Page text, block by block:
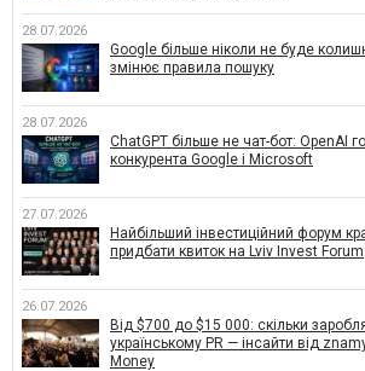
28.07.2026
Google більше ніколи не буде
змінює правила пошуку
28.07.2026
ChatGPT більше не чат-бот: OpenAI
конкурента Google і Microsoft
27.07.2026
Найбільший інвестиційний форум
придбати квиток на Lviv Invest Forum
26.07.2026
Від $700 до $15 000: скільки
українському PR — інсайти від
Money